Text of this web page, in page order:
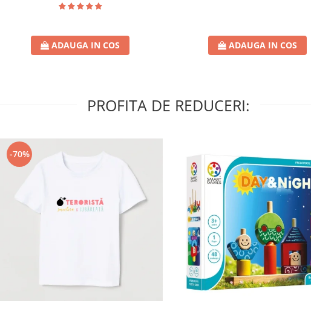
ADAUGA IN COS ADAUGA IN COS
PROFITA DE REDUCERI:
-70%